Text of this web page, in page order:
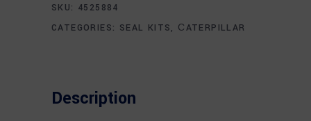
SKU: 4525884
CATEGORIES: SEAL KITS, СATERPILLAR
Description